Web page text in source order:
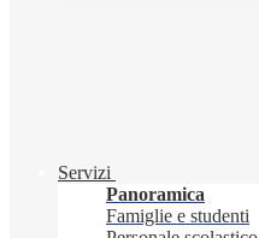
Servizi
Panoramica
Famiglie e studenti